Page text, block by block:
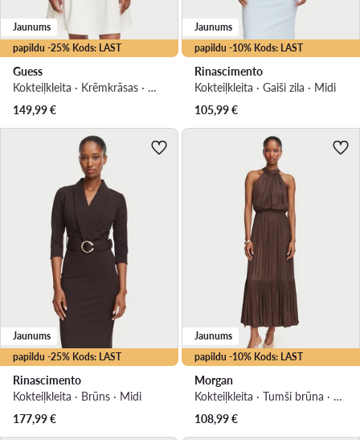
papildu -25% Kods: LAST
Jaunums
Guess
Kokteiļkleita · Krēmkrāsas · Mini
149,99€
papildu -10% Kods: LAST
Jaunums
Rinascimento
Kokteiļkleita · Gaiši zila · Midi
105,99€
papildu -25% Kods: LAST
Jaunums
Rinascimento
Kokteiļkleita · Brūns · Midi
177,99€
papildu -10% Kods: LAST
Jaunums
Morgan
Kokteiļkleita · Tumši brūna · Midi
108,99€